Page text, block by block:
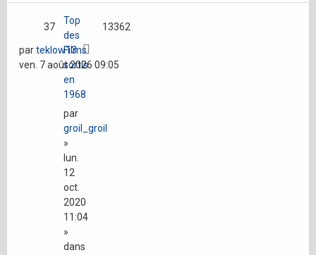
Top
des
Films
sortis
en
1968
par
groil_groil
»
lun.
12
oct.
2020
11:04
»
dans
37 13362
parteklow13
ven. 7 août 2026 09:05